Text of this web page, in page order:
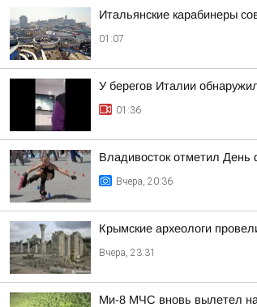
Итальянские карабинеры
01:07
У берегов Италии
01:36
Владивосток отметил День
Вчера, 20:36
Крымские археологи
Вчера, 23:31
Ми-8 МЧС вновь вылетел на